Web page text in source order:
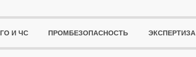
ГО И ЧС ПРОМБЕЗОПАСНОСТЬ ЭКСПЕРТИЗА